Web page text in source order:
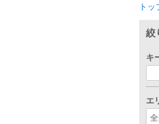
トッ
絞
キ
エ